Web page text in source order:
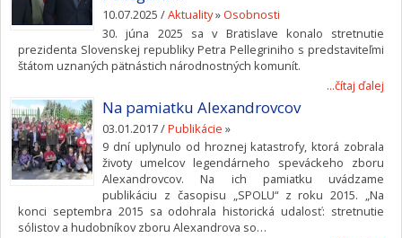
10.07.2025 /Aktuality» Osobnosti
30. júna 2025 sa v Bratislave konalo stretnutie
prezidenta Slovenskej republiky Petra Pellegriniho s predstaviteľmi
štátom uznaných pätnástich národnostných komunít.
...čítaj ďalej
Na pamiatku Alexandrovcov
03.01.2017 /Publikácie »
9 dní uplynulo od hroznej katastrofy, ktorá zobrala
životy umelcov legendárneho speváckeho zboru
Alexandrovcov. Na ich pamiatku uvádzame
publikáciu z časopisu „SPOLU“ z roku 2015. „Na
konci septembra 2015 sa odohrala historická udalosť: stretnutie
sólistov a hudobníkov zboru Alexandrova so…